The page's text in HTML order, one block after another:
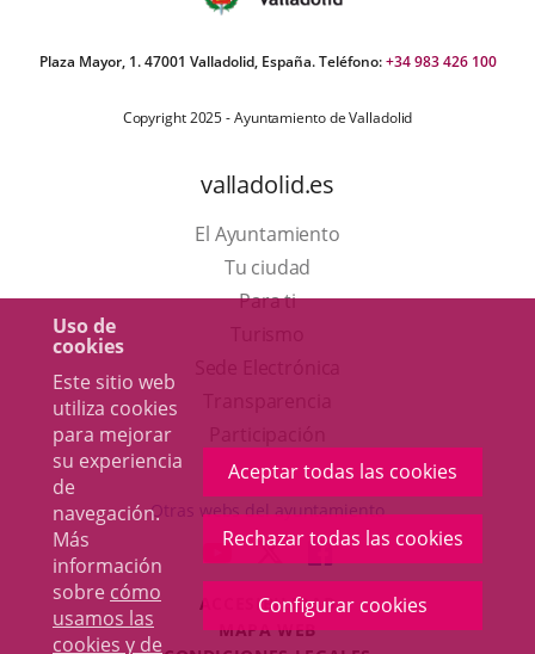
Uso de
cookies
Este sitio web
utiliza cookies
para mejorar
su experiencia
de
navegación.
Más
información
sobre cómo
usamos las
cookies y de
Aceptar todas las cookies
Rechazar todas las cookies
Configurar cookies
Plaza Mayor, 1. 47001 Valladolid, España. Teléfono:+34 983 426 100
Copyright 2025 - Ayuntamiento de Valladolid
valladolid.es
El Ayuntamiento
Tu ciudad
Para ti
en
una
ventana
nueva.
aplicación
externa.
Otras webs del ayuntamiento
ENLACE
A
UNA
APLICACIÓN
ENLACE
A
UNA
APLICACIÓN
ENLACE
A
UNA
ACCESIBILIDAD
MAPA WEB